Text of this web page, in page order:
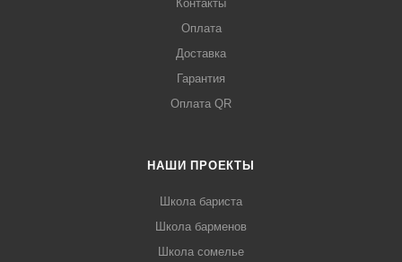
Контакты
Оплата
Доставка
Гарантия
Оплата QR
НАШИ ПРОЕКТЫ
Школа бариста
Школа барменов
Школа сомелье